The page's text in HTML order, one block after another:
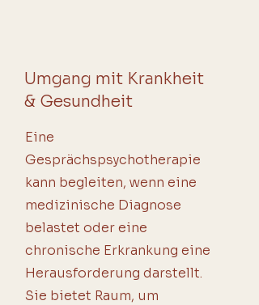
Umgang mit Krankheit
& Gesundheit
Eine
Gesprächspsychotherapie
kann begleiten, wenn eine
medizinische Diagnose
belastet oder eine
chronische Erkrankung eine
Herausforderung darstellt.
Sie bietet Raum, um